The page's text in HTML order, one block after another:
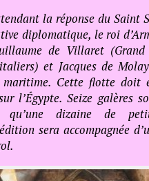
la réponse du Saint
diplomatique, le roi
de Villaret
et Jacques de
maritime. Cette flotte doit
l’Égypte. Seize galères
qu’une dizaine de
sera accompagnée